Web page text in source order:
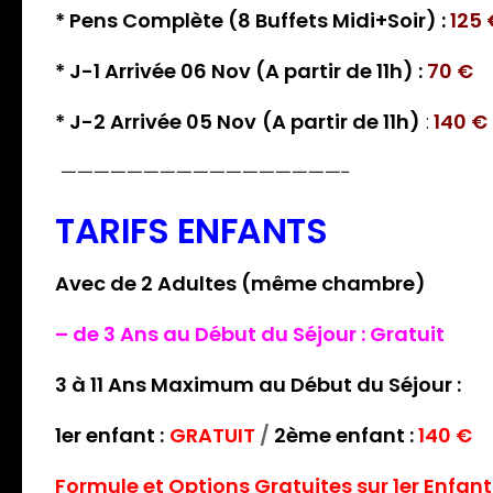
* Pens Complète (8 Buffets Midi+Soir) :125
* J-1 Arrivée 06 Nov (A partir de 11h) : 70 €
* J-2 Arrivée 05 Nov (A partir de 11h) : 140 €
—————————————————-
TARIFS ENFANTS
Avec de 2 Adultes (même chambre)
– de 3 Ans au Début du Séjour : Gratuit
3 à 11 Ans Maximum au Début du Séjour :
1er enfant : GRATUIT / 2ème enfant :140 €
Formule et Options Gratuites sur 1er Enfant